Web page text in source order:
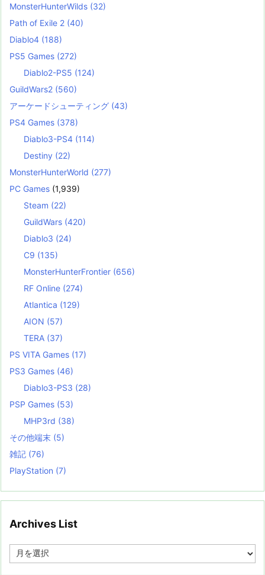
MonsterHunterWilds (32)
Path of Exile 2 (40)
Diablo4 (188)
PS5 Games (272)
Diablo2-PS5 (124)
GuildWars2 (560)
アーケードシューティング (43)
PS4 Games (378)
Diablo3-PS4 (114)
Destiny (22)
MonsterHunterWorld (277)
PC Games (1,939)
Steam (22)
GuildWars (420)
Diablo3 (24)
C9 (135)
MonsterHunterFrontier (656)
RF Online (274)
Atlantica (129)
AION (57)
TERA (37)
PS VITA Games (17)
PS3 Games (46)
Diablo3-PS3 (28)
PSP Games (53)
MHP3rd (38)
その他端末 (5)
雑記 (76)
PlayStation (7)
Archives List